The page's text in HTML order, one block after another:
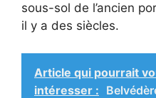
sous-sol de l’ancien
il y a des siècles.
Article qui pourrait
intéresser :